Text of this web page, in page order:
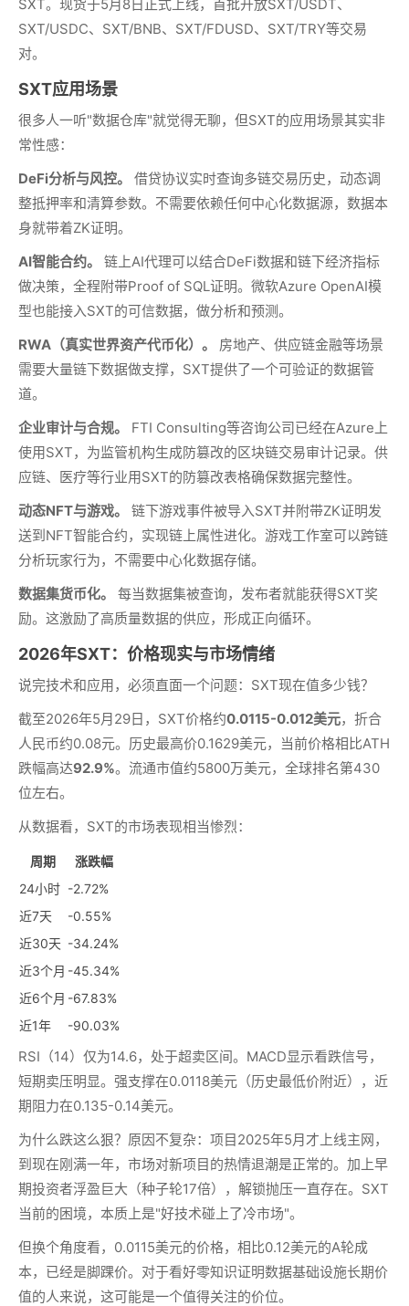
SXT。现货于5月8日正式上线，首批开放SXT/USDT、
SXT/USDC、SXT/BNB、SXT/FDUSD、SXT/TRY等交易
对。
SXT应用场景
很多人一听"数据仓库"就觉得无聊，但SXT的应用场景其实非
常性感：
DeFi分析与风控。
借贷协议实时查询多链交易历史，动态调
整抵押率和清算参数。不需要依赖任何中心化数据源，数据本
身就带着ZK证明。
AI智能合约。
链上AI代理可以结合DeFi数据和链下经济指标
做决策，全程附带Proof of SQL证明。微软Azure OpenAI模
型也能接入SXT的可信数据，做分析和预测。
RWA（真实世界资产代币化）。
房地产、供应链金融等场景
需要大量链下数据做支撑，SXT提供了一个可验证的数据管
道。
企业审计与合规。
FTI Consulting等咨询公司已经在Azure上
使用SXT，为监管机构生成防篡改的区块链交易审计记录。供
应链、医疗等行业用SXT的防篡改表格确保数据完整性。
动态NFT与游戏。
链下游戏事件被导入SXT并附带ZK证明发
送到NFT智能合约，实现链上属性进化。游戏工作室可以跨链
分析玩家行为，不需要中心化数据存储。
数据集货币化。
每当数据集被查询，发布者就能获得SXT奖
励。这激励了高质量数据的供应，形成正向循环。
2026年SXT：价格现实与市场情绪
说完技术和应用，必须直面一个问题：SXT现在值多少钱？
截至2026年5月29日，SXT价格约0.0115-0.012美元，折合
人民币约0.08元。历史最高价0.1629美元，当前价格相比ATH
跌幅高达92.9%。流通市值约5800万美元，全球排名第430
位左右。
从数据看，SXT的市场表现相当惨烈：
周期
涨跌幅
24小时 -2.72%
近7天
-0.55%
近30天 -34.24%
近3个月 -45.34%
近6个月 -67.83%
近1年
-90.03%
RSI（14）仅为14.6，处于超卖区间。MACD显示看跌信号，
短期卖压明显。强支撑在0.0118美元（历史最低价附近），近
期阻力在0.135-0.14美元。
为什么跌这么狠？原因不复杂：项目2025年5月才上线主网，
到现在刚满一年，市场对新项目的热情退潮是正常的。加上早
期投资者浮盈巨大（种子轮17倍），解锁抛压一直存在。SXT
当前的困境，本质上是"好技术碰上了冷市场"。
但换个角度看，0.0115美元的价格，相比0.12美元的A轮成
本，已经是脚踝价。对于看好零知识证明数据基础设施长期价
值的人来说，这可能是一个值得关注的价位。